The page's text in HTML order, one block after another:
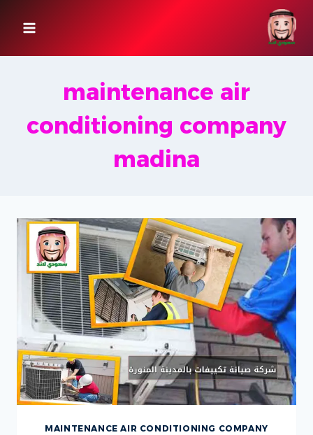
التجاوز
إلى
المحتوى
maintenance air
conditioning company
madina
MAINTENANCE AIR CONDITIONING COMPANY